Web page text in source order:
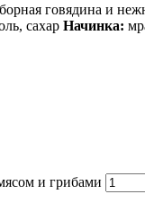
говядина и
сахар Начинка:
и грибами